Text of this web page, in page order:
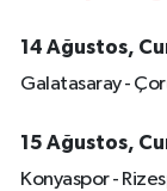
14 Ağustos,
Galatasaray -
15 Ağustos,
Konyaspor -